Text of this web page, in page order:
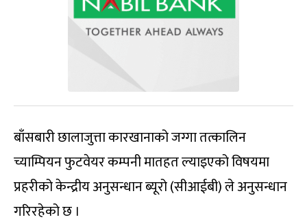
बाँसबारी छालाजुत्ता कारखानाको जग्गा तत्कालिन
च्याम्पियन फुटवेयर कम्पनी मातहत ल्याइएको विषयमा
प्रहरीको केन्द्रीय अनुसन्धान ब्यूरो (सीआईबी) ले अनुसन्धान
गरिरहेको छ ।